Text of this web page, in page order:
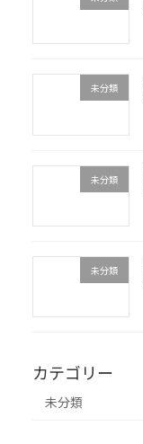
未分類
未分類
未分類
カテゴリー
未分類